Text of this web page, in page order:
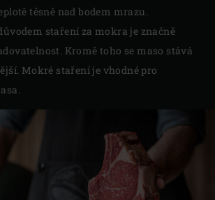
těsně nad bodem mrazu.
staření za mokra je značně
Kromě toho se maso stává
Mokré staření je vhodné pro